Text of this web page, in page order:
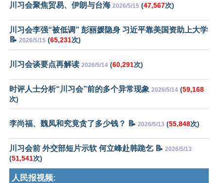
川习会聚焦贸易、伊朗与台海 2026/5/15 (47,567次)
川习会李强“被低调” 彭丽媛隐身 习近平靠美国资助上大学
📝 2026/5/15 (65,231次)
川习会谈要点再解读 2026/5/14 (60,291次)
时评人士分析“川习会”前的多个异常现象 2026/5/14 (59,168
次)
李尚福、魏凤和究竟贪了多少钱？ 📝 2026/5/13 (55,848次)
川习会前 外交部短片示软 何立峰赴韩跪乞 📝 2026/5/13
(51,541次)
人民报视频: